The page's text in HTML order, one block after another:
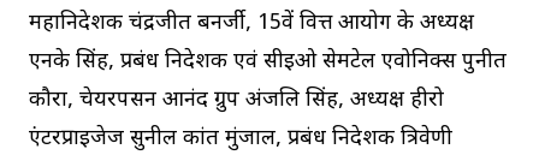
महानिदेशक चंद्रजीत बनर्जी, 15वें वित्त आयोग के अध्यक्ष
एनके सिंह, प्रबंध निदेशक एवं सीईओ सेमटेल एवोनिक्स पुनीत
कौरा, चेयरपर्सन आनंद ग्रुप अंजलि सिंह, अध्यक्ष हीरो
एंटरप्राइजेज सुनील कांत मुंजाल, प्रबंध निदेशक त्रिवेणी